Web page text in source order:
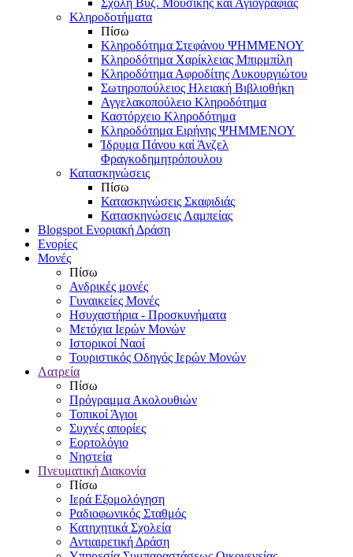
Κληροδοτήματα
Πίσω
Κληροδότημα Στεφάνου ΨΗΜΜΕΝΟΥ
Κληροδότημα Χαρίκλειας Μπιρμπίλη
Κληροδότημα Αφροδίτης Λυκουργιώτου
Σωτηροπούλειος Ηλειακή Βιβλιοθήκη
Αγγελακοπούλειο Κληροδότημα
Καστόρχειο Κληροδότημα
Κληροδότημα Ειρήνης ΨΗΜΜΕΝΟΥ
Ίδρυμα Πάνου καί Άνζελ
Φραγκοδημητρόπουλου
Κατασκηνώσεις
Πίσω
Κατασκηνώσεις Σκαφιδιάς
Κατασκηνώσεις Λαμπείας
Blogspot Ενοριακή Δράση
Ενορίες
Μονές
Πίσω
Ανδρικές μονές
Γυναικείες Μονές
Ησυχαστήρια - Προσκυνήματα
Μετόχια Ιερών Μονών
Ιστορικοί Ναοί
Τουριστικός Οδηγός Ιερών Μονών
Λατρεία
Πίσω
Πρόγραμμα Ακολουθιών
Τοπικοί Άγιοι
Συχνές απορίες
Εορτολόγιο
Νηστεία
Πνευματική Διακονία
Πίσω
Ιερά Εξομολόγηση
Ραδιοφωνικός Σταθμός
Κατηχητικά Σχολεία
Αντιαιρετική Δράση